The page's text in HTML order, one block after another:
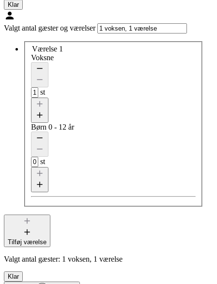
Klar
Valgt antal gæster og værelser
Værelse 1
Voksne
st
Børn 0 - 12 år
st
Tilføj værelse
Valgt antal gæster: 1 voksen, 1 værelse
Klar